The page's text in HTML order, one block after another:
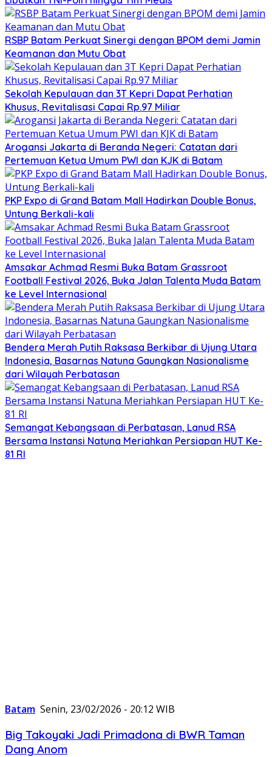
RSBP Batam Perkuat Sinergi dengan BPOM demi Jamin
Keamanan dan Mutu Obat
Sekolah Kepulauan dan 3T Kepri Dapat Perhatian
Khusus, Revitalisasi Capai Rp.97 Miliar
Arogansi Jakarta di Beranda Negeri: Catatan dari
Pertemuan Ketua Umum PWI dan KJK di Batam
PKP Expo di Grand Batam Mall Hadirkan Double Bonus,
Untung Berkali-kali
Amsakar Achmad Resmi Buka Batam Grassroot
Football Festival 2026, Buka Jalan Talenta Muda Batam
ke Level Internasional
Bendera Merah Putih Raksasa Berkibar di Ujung Utara
Indonesia, Basarnas Natuna Gaungkan Nasionalisme
dari Wilayah Perbatasan
Semangat Kebangsaan di Perbatasan, Lanud RSA
Bersama Instansi Natuna Meriahkan Persiapan HUT Ke-
81 RI
Batam Senin, 23/02/2026 - 20:12 WIB
Big Takoyaki Jadi Primadona di BWR Taman
Dang Anom